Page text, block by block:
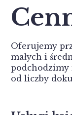
Oferujemy
małych i
podchodzimy
od liczby